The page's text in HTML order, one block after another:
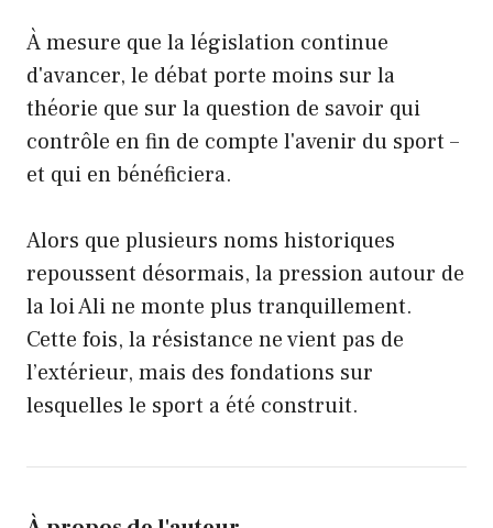
À mesure que la législation continue
d'avancer, le débat porte moins sur la
théorie que sur la question de savoir qui
contrôle en fin de compte l'avenir du sport –
et qui en bénéficiera.
Alors que plusieurs noms historiques
repoussent désormais, la pression autour de
la loi Ali ne monte plus tranquillement.
Cette fois, la résistance ne vient pas de
l’extérieur, mais des fondations sur
lesquelles le sport a été construit.